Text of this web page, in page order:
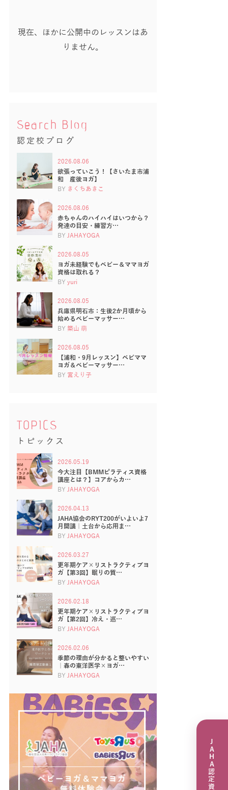
現在、ほかに公開中のレッスンはあ
りません。
Search Blog
認定校ブログ
2026.08.06
欲張っていこう！【さいたま市浦
和 産後ヨガ】
BY きくちあきこ
2026.08.06
赤ちゃんのハイハイはいつから？
発達の目安・練習方…
BY JAHAYOGA
2026.08.05
ヨガ未経験でもベビー＆ママヨガ
資格は取れる？
BY yuri
2026.08.05
兵庫県明石市：生後2か月頃から
始めるベビーマッサー…
BY 築山 萌
2026.08.05
【浦和・9月レッスン】ベビママ
ヨガ＆ベビーマッサー…
BY 宮えり子
TOPICS
トピックス
2026.05.19
今大注目【BMMピラティス資格
講座とは？】コアからカ…
BY JAHAYOGA
2026.04.13
JAHA協会のRYT200がいよいよ7
月開講｜土台から応用ま…
BY JAHAYOGA
2026.03.27
更年期ケア×リストラクティブヨ
ガ【第3回】眠りの質…
BY JAHAYOGA
2026.02.18
更年期ケア×リストラクティブヨ
ガ【第2回】冷え・巡…
BY JAHAYOGA
2026.02.06
季節の理由が分かると整いやすい
｜春の東洋医学×ヨガ…
BY JAHAYOGA